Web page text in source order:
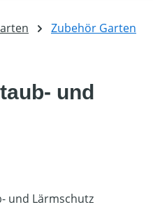
Zubehör Garten
und